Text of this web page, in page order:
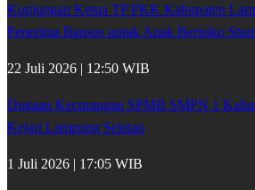
Kunjungan Ketua TP PKK Kabupaten
Penerima Bansos untuk Anak Berisiko
22 Juli 2026 | 12:50 WIB
Dugaan Kecurangan SPMB SMPN 1
Kejari Lampung Selatan
1 Juli 2026 | 17:05 WIB